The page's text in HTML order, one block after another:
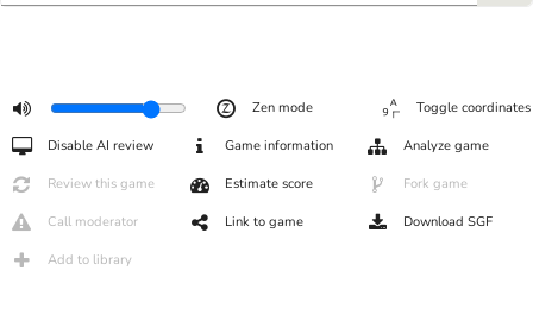
14:56] Rrriiii [23k] : да
14:57] Amir29 спасибо за игру
Zen mode Toggle coordinates
Disable AI review Game information Analyze game
Review this game Estimate score Fork game
Call moderator Link to game Download SGF
Add to library